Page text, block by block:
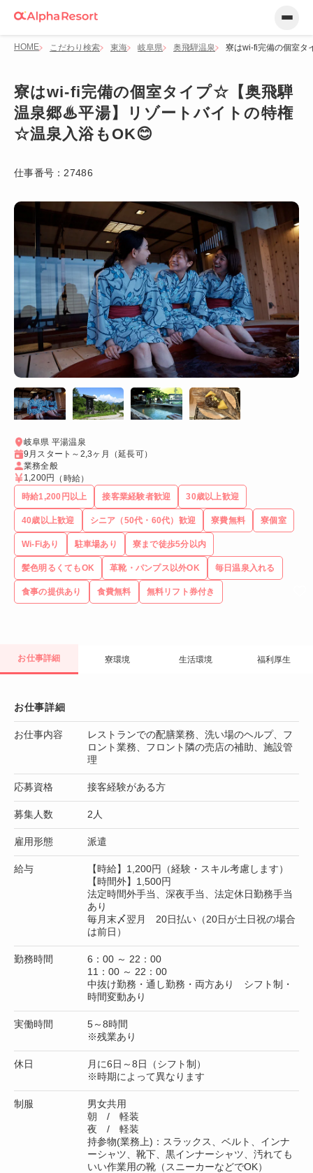
HOME こだわり検索 東海 岐阜県 奥飛騨温泉 寮はwi-fi完備の個室
寮はwi-fi完備の個室タイプ☆【奥飛騨
温泉郷♨平湯】リゾートバイトの特権
☆温泉入浴もOK😊
仕事番号： 27486
岐阜県 平湯温泉
9月スタート～2,3ヶ月（延長可）
業務全般
1,200円
（時給）
時給1,200円以上
接客業経験者歓迎 30歳以上歓迎
40歳以上歓迎 シニア（50代・60代）歓迎 寮費無料 寮個室
Wi-Fiあり 駐車場あり 寮まで徒歩5分以内
髪色明るくてもOK 革靴・パンプス以外OK 毎日温泉入れる
食事の提供あり 食費無料 無料リフト券付き
お仕事詳細 寮環境 生活環境 福利厚生
お仕事詳細
お仕事内容
レストランでの配膳業務、洗い場のヘルプ、フ
ロント業務、フロント隣の売店の補助、施設管
理
応募資格 接客経験がある方
募集人数 2人
雇用形態 派遣
給与
【時給】1,200円（経験・スキル考慮します）
【時間外】1,500円
法定時間外手当、深夜手当、法定休日勤務手当
あり
毎月末〆翌月 20日払い（20日が土日祝の場合
は前日）
勤務時間
6：00 ～ 22：00
11：00 ～ 22：00
中抜け勤務・通し勤務・両方あり シフト制・
時間変動あり
実働時間
5～8時間
※残業あり
休日
月に6日～8日（シフト制）
※時期によって異なります
制服
男女共用
朝 / 軽装
夜 / 軽装
持参物(業務上)：スラックス、ベルト、インナ
ーシャツ、靴下、黒インナーシャツ、汚れても
いい作業用の靴（スニーカーなどでOK）